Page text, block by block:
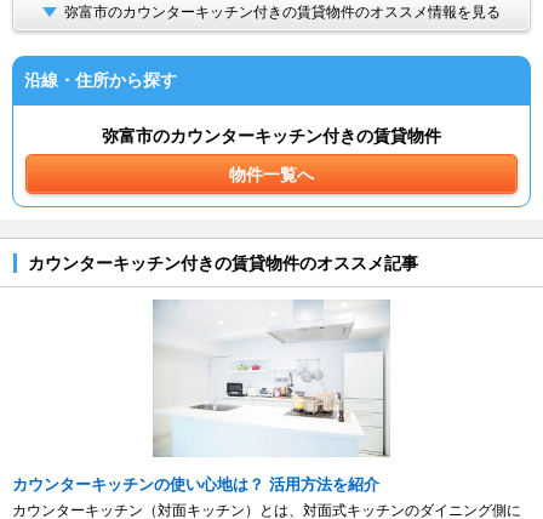
弥富市のカウンターキッチン付きの賃貸物件のオススメ情報を見る
沿線・住所から探す
弥富市のカウンターキッチン付きの賃貸物件
物件一覧へ
カウンターキッチン付きの賃貸物件のオススメ記事
カウンターキッチンの使い心地は？ 活用方法を紹介
カウンターキッチン（対面キッチン）とは、対面式キッチンのダイニング側に